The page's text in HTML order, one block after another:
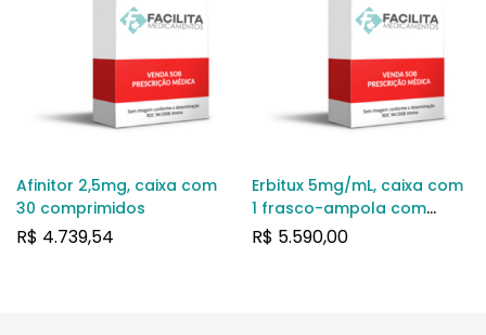
Afinitor 2,5mg, caixa com
30 comprimidos
R$ 4.739,54
Erbitux 5mg/mL, caixa com
1 frasco-ampola com
100mL de solução de uso
R$ 5.590,00